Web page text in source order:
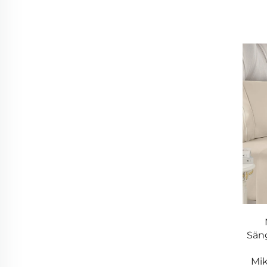
- Andningsväsande och lättviktiga för året runt.
- Dekorativa kuddar i trendiga mönster och